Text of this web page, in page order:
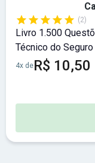
(2)
Livro 1.500
Técnico do
4x deR$ 10,50